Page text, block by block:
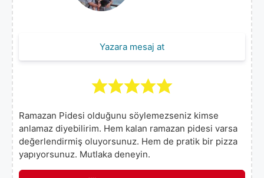
Yazara mesaj at
Ramazan Pidesi olduğunu söylemezseniz kimse
anlamaz diyebilirim. Hem kalan ramazan pidesi varsa
değerlendirmiş oluyorsunuz. Hem de pratik bir pizza
yapıyorsunuz. Mutlaka deneyin.